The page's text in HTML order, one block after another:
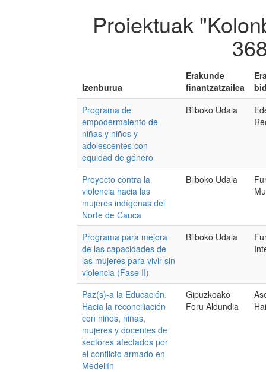
Proiektuak
Izenburua
Erakunde
finantzatzailea
Programa de
empodermaiento de
niñas y niños y
adolescentes con
equidad de género
Bilboko Udala
Proyecto contra la
violencia hacia las
mujeres indígenas del
Norte de Cauca
Bilboko Udala
Programa para mejora
de las capacidades de
las mujeres para vivir sin
violencia (Fase II)
Bilboko Udala
Paz(s)-a la Educación.
Hacia la reconciliación
con niños, niñas,
mujeres y docentes de
sectores afectados por
el conflicto armado en
Medellín
Gipuzkoako
Foru Aldundia